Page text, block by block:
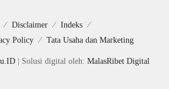
Disclaimer
Indeks
Policy Tata Usaha dan Marketing
| Solusi digital oleh: MalasRibet Digital